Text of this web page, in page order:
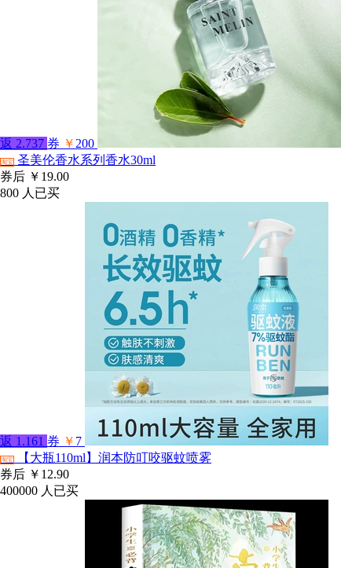
返 2.737 券 ￥ 200
淘宝 圣美伦香水系列香水30ml
券后 ￥19.00
800 人已买
返 1.161 券 ￥ 7
淘宝
【大瓶110ml】润本防叮咬驱蚊喷雾
券后 ￥12.90
400000 人已买